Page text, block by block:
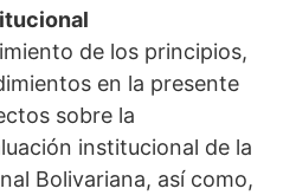
de los principios,
en la presente
sobre la
institucional de la
Bolivariana, así como,